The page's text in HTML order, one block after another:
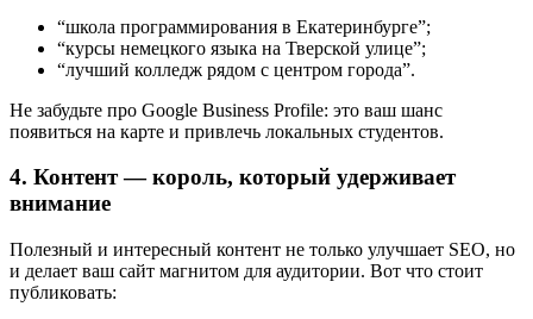
“школа программирования в Екатеринбурге”;
“курсы немецкого языка на Тверской улице”;
“лучший колледж рядом с центром города”.
Не забудьте про Google Business Profile: это ваш шанс
появиться на карте и привлечь локальных студентов.
4. Контент — король, который удерживает
внимание
Полезный и интересный контент не только улучшает SEO, но
и делает ваш сайт магнитом для аудитории. Вот что стоит
публиковать: